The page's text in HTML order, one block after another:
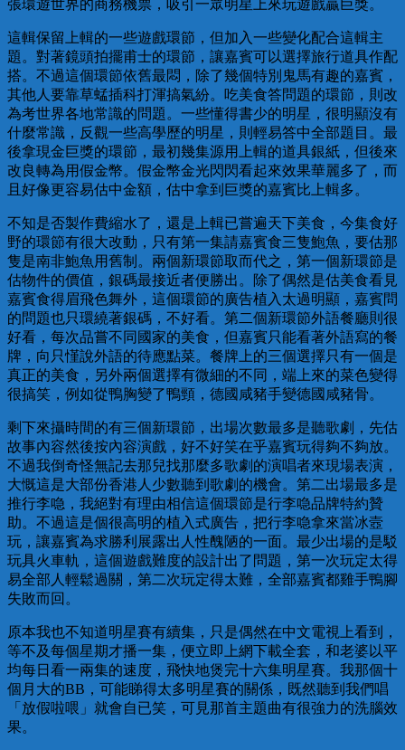
張環遊世界的商務機票，吸引一眾明星上來玩遊戲贏巨獎。
這輯保留上輯的一些遊戲環節，但加入一些變化配合這輯主
題。對著鏡頭拍擺甫士的環節，讓嘉賓可以選擇旅行道具作配
搭。不過這個環節依舊最悶，除了幾個特別鬼馬有趣的嘉賓，
其他人要靠草蜢插科打渾搞氣紛。吃美食答問題的環節，則改
為考世界各地常識的問題。一些懂得書少的明星，很明顯沒有
什麼常識，反觀一些高學歷的明星，則輕易答中全部題目。最
後拿現金巨獎的環節，最初幾集源用上輯的道具銀紙，但後來
改良轉為用假金幣。假金幣金光閃閃看起來效果華麗多了，而
且好像更容易估中金額，估中拿到巨獎的嘉賓比上輯多。
不知是否製作費縮水了，還是上輯已嘗遍天下美食，今集食好
野的環節有很大改動，只有第一集請嘉賓食三隻鮑魚，要估那
隻是南非鮑魚用舊制。兩個新環節取而代之，第一個新環節是
估物件的價值，銀碼最接近者便勝出。除了偶然是估美食看見
嘉賓食得眉飛色舞外，這個環節的廣告植入太過明顯，嘉賓問
的問題也只環繞著銀碼，不好看。第二個新環節外語餐廳則很
好看，每次品嘗不同國家的美食，但嘉賓只能看著外語寫的餐
牌，向只慬說外語的待應點菜。餐牌上的三個選擇只有一個是
真正的美食，另外兩個選擇有微細的不同，端上來的菜色變得
很搞笑，例如從鴨胸變了鴨頸，德國咸豬手變德國咸豬骨。
剩下來攝時間的有三個新環節，出場次數最多是聽歌劇，先估
故事內容然後按內容演戲，好不好笑在乎嘉賓玩得夠不夠放。
不過我倒奇怪無記去那兒找那麼多歌劇的演唱者來現場表演，
大慨這是大部份香港人少數聽到歌劇的機會。第二出場最多是
推行李喼，我絕對有理由相信這個環節是行李喼品牌特約贊
助。不過這是個很高明的植入式廣告，把行李喼拿來當冰壼
玩，讓嘉賓為求勝利展露出人性醜陋的一面。最少出場的是駁
玩具火車軌，這個遊戲難度的設計出了問題，第一次玩定太得
易全部人輕鬆過關，第二次玩定得太難，全部嘉賓都雞手鴨腳
失敗而回。
原本我也不知道明星賽有續集，只是偶然在中文電視上看到，
等不及每個星期才播一集，便立即上網下載全套，和老婆以平
均每日看一兩集的速度，飛快地煲完十六集明星賽。我那個十
個月大的BB，可能睇得太多明星賽的關係，既然聽到我們唱
「放假啦喂」就會自已笑，可見那首主題曲有很強力的洗腦效
果。